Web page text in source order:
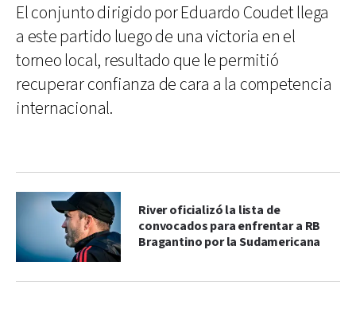
El conjunto dirigido por Eduardo Coudet llega
a este partido luego de una victoria en el
torneo local, resultado que le permitió
recuperar confianza de cara a la competencia
internacional.
River oficializó la lista de
convocados para enfrentar a RB
Bragantino por la Sudamericana